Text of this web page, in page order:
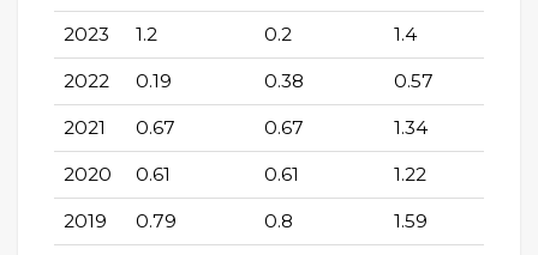
2023 1.2 0.2 1.4
2022 0.19 0.38 0.57
2021 0.67 0.67 1.34
2020 0.61 0.61 1.22
2019 0.79 0.8 1.59